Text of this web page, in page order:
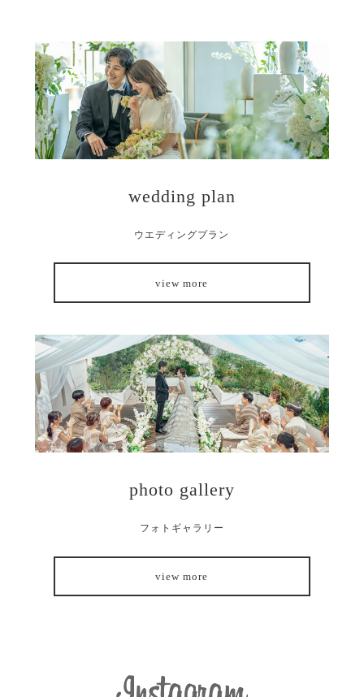
wedding plan
ウエディングプラン
view more
photo gallery
フォトギャラリー
view more